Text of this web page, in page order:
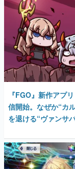
『FGO』新作アプ
信開始。なぜか“カ
を退ける“ヴァンサ